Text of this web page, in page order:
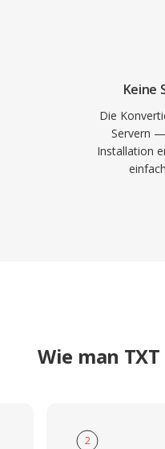
Keine
Die
Servern
Installation
Wie man
2